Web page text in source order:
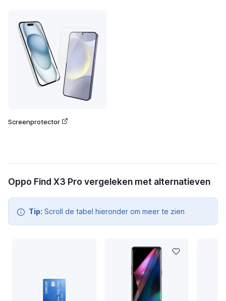
Screenprotector
Oppo Find X3 Pro vergeleken met alternatieven
Tip: Scroll de tabel hieronder om meer te zien